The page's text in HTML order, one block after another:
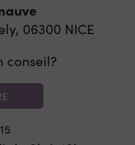
06300 NICE
conseil?